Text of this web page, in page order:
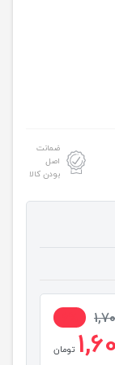
ضمانت
اصل
بودن کالا
تومان